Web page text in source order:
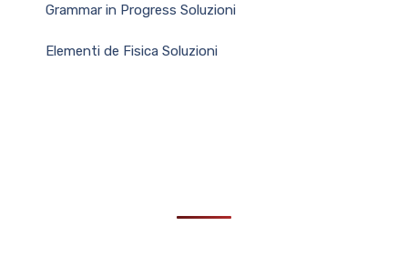
Grammar in Progress Soluzioni
Elementi de Fisica Soluzioni